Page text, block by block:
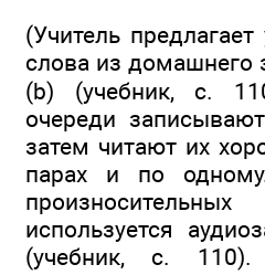
(Учитель
слова из домашнего
(b) (учебник, с.
очереди
затем читают их
парах и по
используется
(учебник, с. 110).